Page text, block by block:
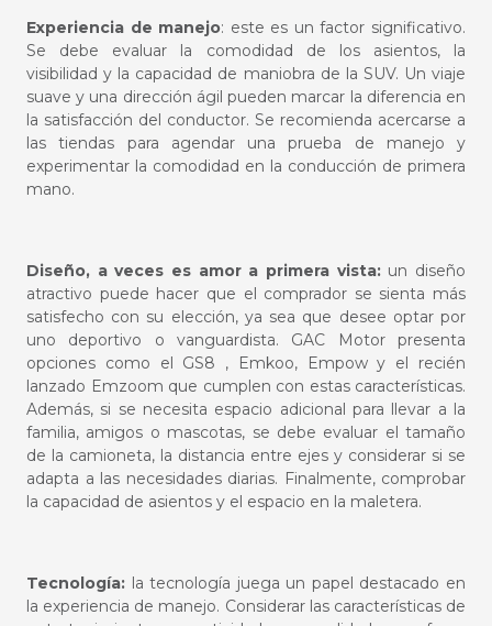
Experiencia de manejo: este es un factor significativo.
Se debe evaluar la comodidad de los asientos, la
visibilidad y la capacidad de maniobra de la SUV. Un viaje
suave y una dirección ágil pueden marcar la diferencia en
la satisfacción del conductor. Se recomienda acercarse a
las tiendas para agendar una prueba de manejo y
experimentar la comodidad en la conducción de primera
mano.
Diseño, a veces es amor a primera vista: un diseño
atractivo puede hacer que el comprador se sienta más
satisfecho con su elección, ya sea que desee optar por
uno deportivo o vanguardista. GAC Motor presenta
opciones como el GS8 , Emkoo, Empow y el recién
lanzado Emzoom que cumplen con estas características.
Además, si se necesita espacio adicional para llevar a la
familia, amigos o mascotas, se debe evaluar el tamaño
de la camioneta, la distancia entre ejes y considerar si se
adapta a las necesidades diarias. Finalmente, comprobar
la capacidad de asientos y el espacio en la maletera.
Tecnología: la tecnología juega un papel destacado en
la experiencia de manejo. Considerar las características de